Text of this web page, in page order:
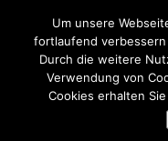
Das
Um unsere
fortlaufend
Durch die weitere
Verwendung von
Cookies erhalten